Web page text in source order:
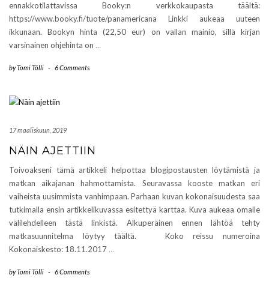
ennakkotilattavissa Booky:n verkkokaupasta täältä:
https://www.booky.fi/tuote/panamericana Linkki aukeaa uuteen
ikkunaan. Bookyn hinta (22,50 eur) on vallan mainio, sillä kirjan
varsinainen ohjehinta on …
byTomi Tölli - 6 Comments
17 maaliskuun, 2019
NÄIN AJETTIIN
Toivoakseni tämä artikkeli helpottaa blogipostausten löytämistä ja
matkan aikajanan hahmottamista. Seuravassa kooste matkan eri
vaiheista uusimmista vanhimpaan. Parhaan kuvan kokonaisuudesta saa
tutkimalla ensin artikkelikuvassa esitettyä karttaa. Kuva aukeaa omalle
välilehdelleen tästä linkistä. Alkuperäinen ennen lähtöä tehty
matkasuunnitelma löytyy täältä. Koko reissu numeroina
Kokonaiskesto: 18.11.2017 …
byTomi Tölli - 6 Comments